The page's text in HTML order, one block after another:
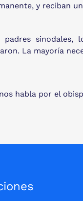
y reciban
sinodales, lo
La mayoría
habla por el